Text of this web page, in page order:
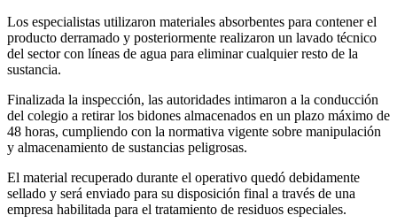
Los especialistas utilizaron materiales absorbentes para contener el
producto derramado y posteriormente realizaron un lavado técnico
del sector con líneas de agua para eliminar cualquier resto de la
sustancia.
Finalizada la inspección, las autoridades intimaron a la conducción
del colegio a retirar los bidones almacenados en un plazo máximo de
48 horas, cumpliendo con la normativa vigente sobre manipulación
y almacenamiento de sustancias peligrosas.
El material recuperado durante el operativo quedó debidamente
sellado y será enviado para su disposición final a través de una
empresa habilitada para el tratamiento de residuos especiales.